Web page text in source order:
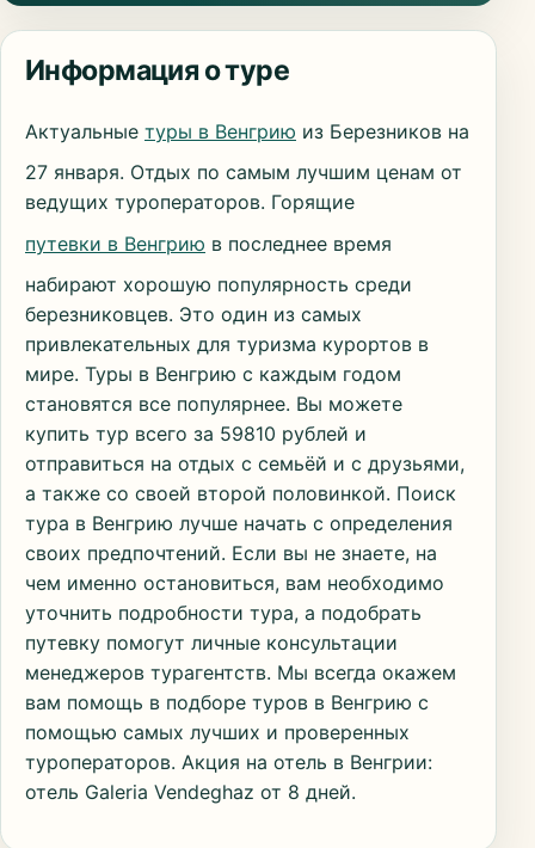
Информация о туре
Актуальные туры в Венгрию из Березников на
27 января. Отдых по самым лучшим ценам от
ведущих туроператоров. Горящие
путевки в Венгрию в последнее время
набирают хорошую популярность среди
березниковцев. Это один из самых
привлекательных для туризма курортов в
мире. Туры в Венгрию с каждым годом
становятся все популярнее. Вы можете
купить тур всего за 59810 рублей и
отправиться на отдых с семьёй и с друзьями,
а также со своей второй половинкой. Поиск
тура в Венгрию лучше начать с определения
своих предпочтений. Если вы не знаете, на
чем именно остановиться, вам необходимо
уточнить подробности тура, а подобрать
путевку помогут личные консультации
менеджеров турагентств. Мы всегда окажем
вам помощь в подборе туров в Венгрию с
помощью самых лучших и проверенных
туроператоров. Акция на отель в Венгрии:
отель Galeria Vendeghaz от 8 дней.